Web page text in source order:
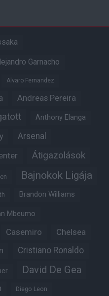
Garnacho
Alvaro Fernandez
Andreas Pereira
Anthony Elanga
Arsenal
Átigazolások
Bajnokok Ligája
Brandon Williams
Mbeumo
Casemiro Chelsea
Cristiano Ronaldo
David De Gea
Diego Leon